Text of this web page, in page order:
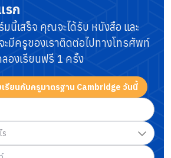
รก
นี้เสร็จ คุณจะได้รับ หนังสือ และ
ะมีครูของเราติดต่อไปทางโทรศัพท์
องเรียนฟรี 1 ครั้ง
รียนกับครูมาตรฐาน Cambridge วันนี้
ร